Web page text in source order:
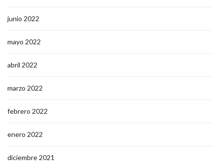
junio 2022
mayo 2022
abril 2022
marzo 2022
febrero 2022
enero 2022
diciembre 2021